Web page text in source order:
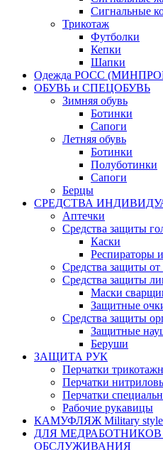
Сигнальные
Трикотаж
Футболки
Кепки
Шапки
Одежда РОСС
ОБУВЬ и СПЕЦОБУВЬ
Зимняя обувь
Ботинки
Сапоги
Летняя обувь
Ботинки
Полуботинки
Сапоги
Берцы
СРЕДСТВА
Аптечки
Средства защиты
Каски
Респираторы
Средства защиты
Средства защиты
Маски
Защитные
Средства защиты
Защитные
Беруши
ЗАЩИТА РУК
Перчатки
Перчатки
Перчатки
Рабочие рукавицы
КАМУФЛЯЖ Military style
ДЛЯ
ОБСЛУЖИВАНИЯ